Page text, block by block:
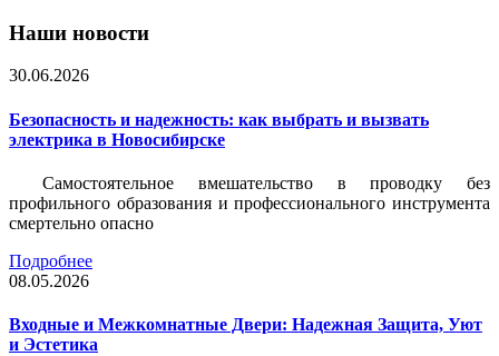
Наши новости
30.06.2026
Безопасность и надежность: как выбрать и вызвать
электрика в Новосибирске
Самостоятельное вмешательство в проводку без
профильного образования и профессионального инструмента
смертельно опасно
Подробнее
08.05.2026
Входные и Межкомнатные Двери: Надежная Защита, Уют
и Эстетика